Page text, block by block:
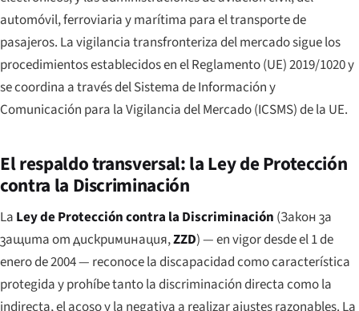
automóvil, ferroviaria y marítima para el transporte de
pasajeros. La vigilancia transfronteriza del mercado sigue los
procedimientos establecidos en el Reglamento (UE) 2019/1020 y
se coordina a través del Sistema de Información y
Comunicación para la Vigilancia del Mercado (ICSMS) de la UE.
El respaldo transversal: la Ley de Protección
contra la Discriminación
La Ley de Protección contra la Discriminación (Закон за
защита от дискриминация,ZZD) — en vigor desde el 1 de
enero de 2004 — reconoce la discapacidad como característica
protegida y prohíbe tanto la discriminación directa como la
indirecta, el acoso y la negativa a realizar ajustes razonables. La